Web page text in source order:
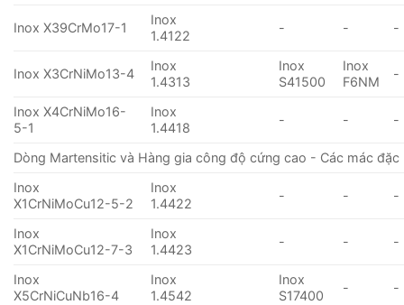
Inox X39CrMo17-1
Inox
1.4122
- - -
Inox X3CrNiMo13-4
Inox
1.4313
Inox
S41500
Inox
F6NM
-
Inox X4CrNiMo16-
5-1
Inox
1.4418
- - -
Dòng Martensitic và Hàng gia công độ cứng cao - Các mác đặc
Inox
X1CrNiMoCu12-5-2
Inox
1.4422
- - -
Inox
X1CrNiMoCu12-7-3
Inox
1.4423
- - -
Inox
X5CrNiCuNb16-4
Inox
1.4542
Inox
S17400
- -